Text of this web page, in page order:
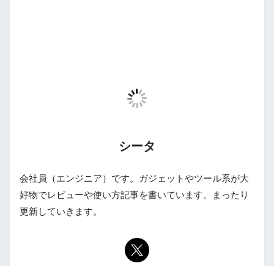
シータ
会社員（エンジニア）です。ガジェットやツール系が大
好物でレビューや使い方記事を書いています。まったり
更新していきます。